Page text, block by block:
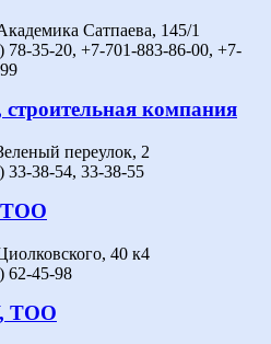
Сатпаева, 145/1
78-35-20, +7-701-883-86-00, +7-
компания
переулок, 2
33-38-54, 33-38-55
40 к4
62-45-98
ТОО